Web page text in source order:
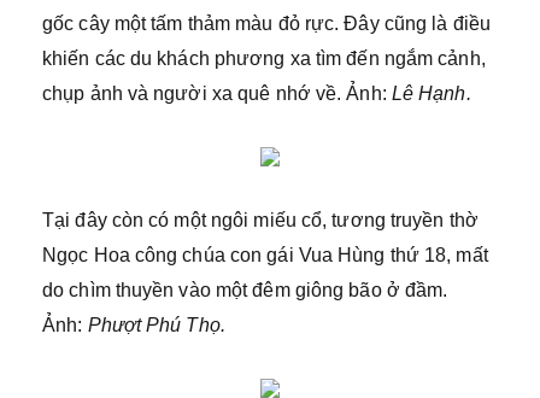
gốc cây một tấm thảm màu đỏ rực. Đây cũng là điều
khiến các du khách phương xa tìm đến ngắm cảnh,
chụp ảnh và người xa quê nhớ về. Ảnh: Lê Hạnh.
Tại đây còn có một ngôi miếu cổ, tương truyền thờ
Ngọc Hoa công chúa con gái Vua Hùng thứ 18, mất
do chìm thuyền vào một đêm giông bão ở đầm.
Ảnh: Phượt Phú Thọ.